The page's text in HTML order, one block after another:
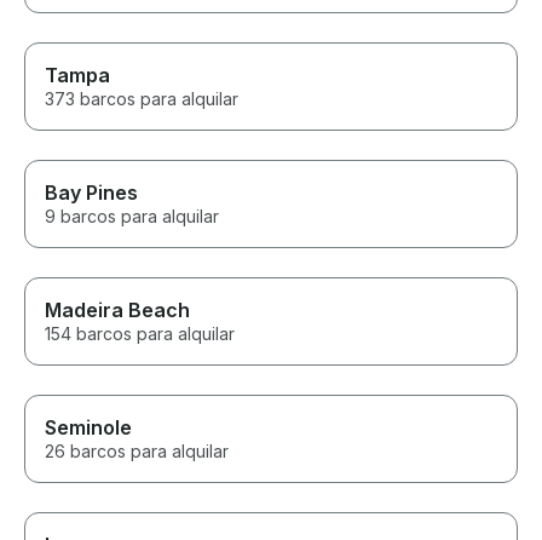
Tampa
373 barcos para alquilar
Bay Pines
9 barcos para alquilar
Madeira Beach
154 barcos para alquilar
Seminole
26 barcos para alquilar